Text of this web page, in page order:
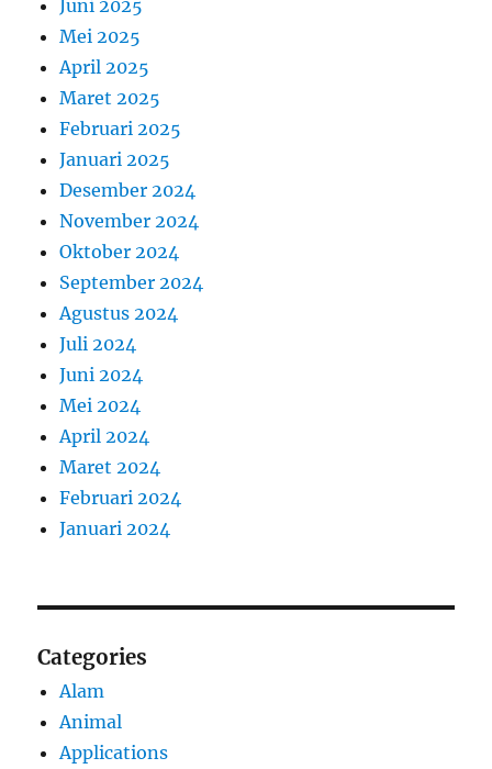
Juni 2025
Mei 2025
April 2025
Maret 2025
Februari 2025
Januari 2025
Desember 2024
November 2024
Oktober 2024
September 2024
Agustus 2024
Juli 2024
Juni 2024
Mei 2024
April 2024
Maret 2024
Februari 2024
Januari 2024
Categories
Alam
Animal
Applications